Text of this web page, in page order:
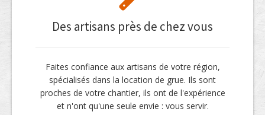
Des artisans près de chez vous
Faites confiance aux artisans de votre région,
spécialisés dans la location de grue. Ils sont
proches de votre chantier, ils ont de l'expérience
et n'ont qu'une seule envie : vous servir.